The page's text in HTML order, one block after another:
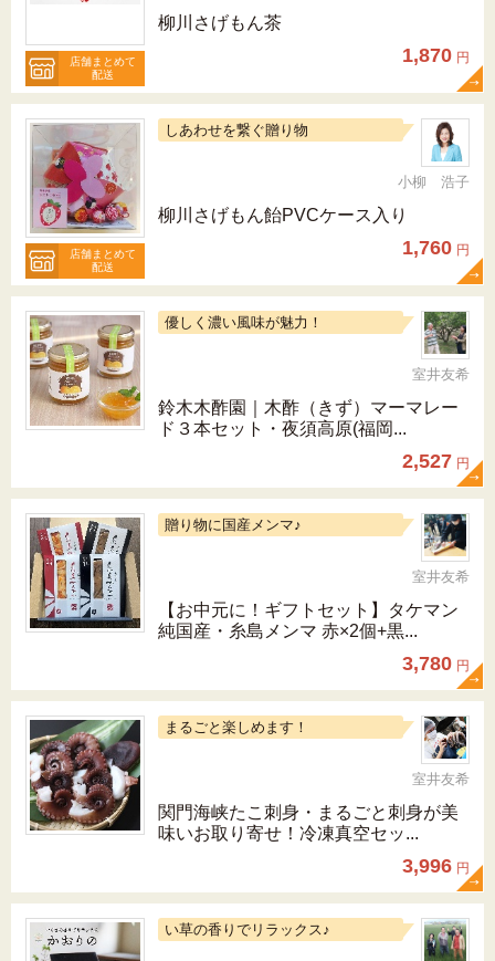
店舗まとめて
配送
柳川さげもん茶
1,870 円
店舗まとめて
配送
しあわせを繋ぐ贈り物
小柳 浩子
柳川さげもん飴PVCケース入り
1,760 円
優しく濃い風味が魅力！
室井友希
鈴木木酢園｜木酢（きず）マーマレー
ド３本セット・夜須高原(福岡...
2,527 円
贈り物に国産メンマ♪
室井友希
【お中元に！ギフトセット】タケマン
純国産・糸島メンマ 赤×2個+黒...
3,780 円
まるごと楽しめます！
室井友希
関門海峡たこ刺身・まるごと刺身が美
味いお取り寄せ！冷凍真空セッ...
3,996 円
い草の香りでリラックス♪